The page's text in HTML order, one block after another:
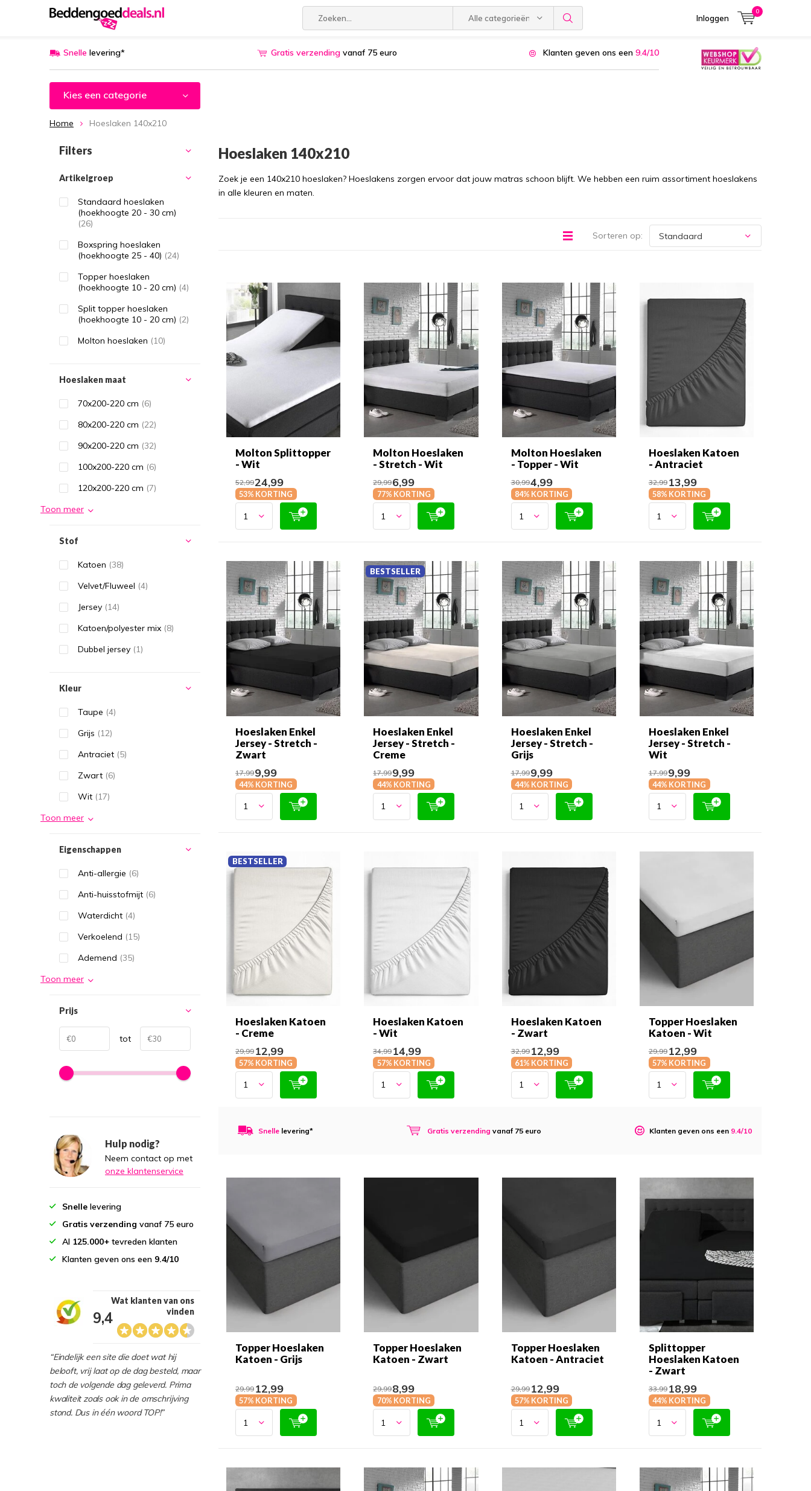
Alle categorieën Inloggen
0
Snelle levering* Gratis verzending vanaf 75 euro Klanten geven ons een 9.4/10
Kies een categorie
Home Hoeslaken 140x210
Hoeslaken 140x210
Zoek je een 140x210 hoeslaken? Hoeslakens zorgen ervoor dat jouw matras schoon blijft. We hebben een ruim assortiment hoeslakens
in alle kleuren en maten.
Sorteren op:
Molton Splittopper
- Wit
52,9924,99
53% KORTING
Molton Hoeslaken
- Stretch - Wit
29,996,99
77% KORTING
Molton Hoeslaken
- Topper - Wit
30,994,99
84% KORTING
Hoeslaken Katoen
- Antraciet
32,9913,99
58% KORTING
Hoeslaken Enkel
Jersey - Stretch -
Zwart
17,999,99
44% KORTING
Hoeslaken Enkel
Jersey - Stretch -
Creme
BESTSELLER
17,999,99
44% KORTING
Hoeslaken Enkel
Jersey - Stretch -
Grijs
17,999,99
44% KORTING
Hoeslaken Enkel
Jersey - Stretch -
Wit
17,999,99
44% KORTING
Hoeslaken Katoen
- Creme
BESTSELLER
29,9912,99
57% KORTING
Hoeslaken Katoen
- Wit
34,9914,99
57% KORTING
Hoeslaken Katoen
- Zwart
32,9912,99
61% KORTING
Topper Hoeslaken
Katoen - Wit
29,9912,99
57% KORTING
Snelle levering* Gratis verzending vanaf 75 euro Klanten geven ons een 9.4/10
Topper Hoeslaken
Katoen - Grijs
29,9912,99
57% KORTING
Topper Hoeslaken
Katoen - Zwart
29,998,99
70% KORTING
Topper Hoeslaken
Katoen - Antraciet
29,9912,99
57% KORTING
Splittopper
Hoeslaken Katoen
- Zwart
33,9918,99
44% KORTING
Filters
Artikelgroep
Standaard hoeslaken
(hoekhoogte 20 - 30 cm)
(26)
Boxspring hoeslaken
(hoekhoogte 25 - 40) (24)
Topper hoeslaken
(hoekhoogte 10 - 20 cm) (4)
Split topper hoeslaken
(hoekhoogte 10 - 20 cm) (2)
Molton hoeslaken (10)
Hoeslaken maat
70x200-220 cm (6)
80x200-220 cm (22)
90x200-220 cm (32)
100x200-220 cm (6)
120x200-220 cm (7)
Toon meer
Stof
Katoen (38)
Velvet/Fluweel (4)
Jersey (14)
Katoen/polyester mix (8)
Dubbel jersey (1)
Kleur
Taupe (4)
Grijs (12)
Antraciet (5)
Zwart (6)
Wit (17)
Toon meer
Eigenschappen
Anti-allergie (6)
Anti-huisstofmijt (6)
Waterdicht (4)
Verkoelend (15)
Ademend (35)
Toon meer
Prijs
tot
Hulp nodig?
Neem contact op met
onze klantenservice
Snelle levering
Gratis verzending vanaf 75 euro
Al 125.000+ tevreden klanten
Klanten geven ons een 9.4/10
9,4
Wat klanten van ons
vinden
“Eindelijk een site die doet wat hij
belooft, vrij laat op de dag besteld, maar
toch de volgende dag geleverd. Prima
kwaliteit zoals ook in de omschrijving
stond. Dus in één woord TOP!”